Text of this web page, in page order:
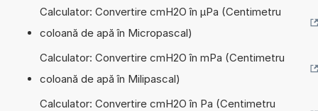
Calculator: Convertire cmH2O în µPa (Centimetru
coloană de apă în Micropascal)
Calculator: Convertire cmH2O în mPa (Centimetru
coloană de apă în Milipascal)
Calculator: Convertire cmH2O în Pa (Centimetru